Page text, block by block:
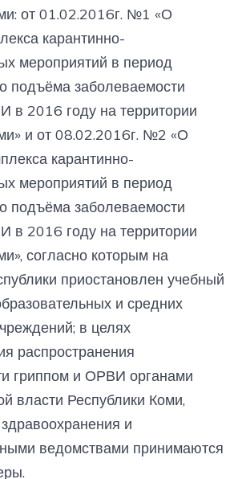
от 01.02.2016г. №1 «О
карантинно-
мероприятий в период
подъёма заболеваемости
в 2016 году на территории
и от 08.02.2016г. №2 «О
карантинно-
мероприятий в период
подъёма заболеваемости
в 2016 году на территории
согласно которым на
приостановлен учебный
и средних
в целях
распространения
гриппом и ОРВИ органами
власти Республики Коми,
и
ведомствами принимаются